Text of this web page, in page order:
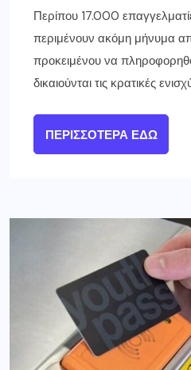
Περίπου 17.000
περιμένουν ακόμη μήνυμα
προκειμένου να
δικαιούνται τις κρατικές
ΠΕΡΙΣΣΌΤΕΡΑ ΕΔΏ